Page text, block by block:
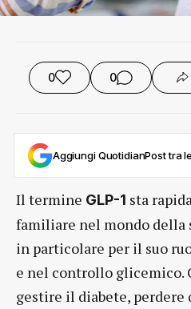
0 0
Aggiungi QuotidianPost tra
Il termine GLP-1 sta
familiare nel mondo della
in particolare per il suo
e nel controllo glicemico.
gestire il diabete, perdere